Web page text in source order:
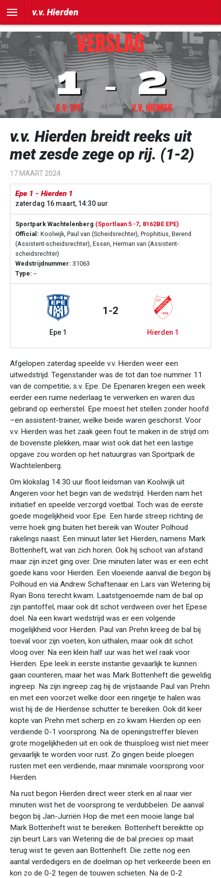
v.v. Hierden
v.v. Hierden breidt reeks uit
met zesde zege op rij. (1-2)
17 MAART 2024
Epe 1 - Hierden 1
zaterdag 16 maart, 14:30 uur
Sportpark Wachtelenberg (Sportlaan 5 -7, 8162BE EPE)
Official: Koolwijk, Paul van (Scheidsrechter), Prophitius, Berend
(Assistent-scheidsrechter), Essen, Herman van (Assistent-
scheidsrechter)
Wedstrijdnummer: 31063
Type: --
Epe 1
1-2
Hierden 1
Afgelopen zaterdag speelde v.v. Hierden weer een
uitwedstrijd. Tegenstander was de tot dan toe nummer 11
van de competitie; s.v. Epe. De Epenaren kregen een week
eerder een ruime nederlaag te verwerken en waren dus
gebrand op eerherstel. Epe moest het stellen zonder hoofd
–en assistent-trainer, welke beide waren geschorst. Voor
v.v. Hierden was het zaak geen fout te maken in de strijd om
de bovenste plekken, maar wist ook dat het een lastige
opgave zou worden op het natuurgras van Sportpark de
Wachtelenberg.
Om klokslag 14.30 uur floot leidsman van Koolwijk uit
Angeren voor het begin van de wedstrijd. Hierden nam het
initiatief en speelde verzorgd voetbal. Toch was de eerste
goede mogelijkheid voor Epe. Een harde streep richting de
verre hoek ging buiten het bereik van Wouter Polhoud
rakelings naast. Een minuut later liet Hierden, namens Mark
Bottenheft, wat van zich horen. Ook hij schoot van afstand
maar zijn inzet ging over. Drie minuten later was er een echt
goede kans voor Hierden. Een vloeiende aanval die begon bij
Polhoud en via Andrew Schaftenaar en Lars van Wetering bij
Ryan Bons terecht kwam. Laatstgenoemde nam de bal op
zijn pantoffel, maar ook dit schot verdween over het Epese
doel. Na een kwart wedstrijd was er een volgende
mogelijkheid voor Hierden. Paul van Prehn kreeg de bal bij
toeval voor zijn voeten, kon uithalen, maar ook dit schot
vloog over. Na een klein half uur was het wel raak voor
Hierden. Epe leek in eerste instantie gevaarlijk te kunnen
gaan counteren, maar het was Mark Bottenheft die geweldig
ingreep. Na zijn ingreep zag hij de vrijstaande Paul van Prehn
en met een voorzet welke door een ringetje te halen was
wist hij de de Hierdense schutter te bereiken. Ook dit keer
kopte van Prehn met scherp en zo kwam Hierden op een
verdiende 0-1 voorsprong. Na de openingstreffer bleven
grote mogelijkheden uit en ook de thuisploeg wist niet meer
gevaarlijk te worden voor rust. Zo gingen beide ploegen
rusten met een verdiende, maar minimale voorsprong voor
Hierden.
Na rust begon Hierden direct weer sterk en al naar vier
minuten wist het de voorsprong te verdubbelen. De aanval
begon bij Jan-Jurriën Hop die met een mooie lange bal
Mark Bottenheft wist te bereiken. Bottenheft bereiktte op
zijn beurt Lars van Wetering die de bal precies op maat
terug wist te geven aan Bottenheft. Die zette nog een
aantal verdedigers en de doelman op het verkeerde been en
kon zo de 0-2 tegen de touwen schieten. Na de 0-2